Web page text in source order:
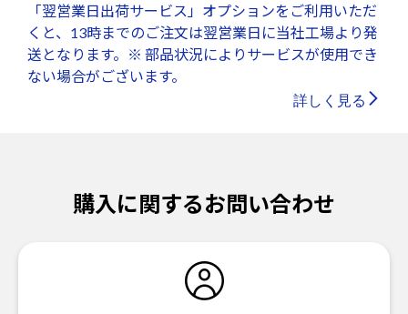
「翌営業日出荷サービス」オプションをご利用いただ
くと、13時までのご注文は翌営業日に当社工場より発
送となります。※ 部品状況によりサービスが使用でき
ない場合がございます。
詳しく見る
購入に関するお問い合わせ